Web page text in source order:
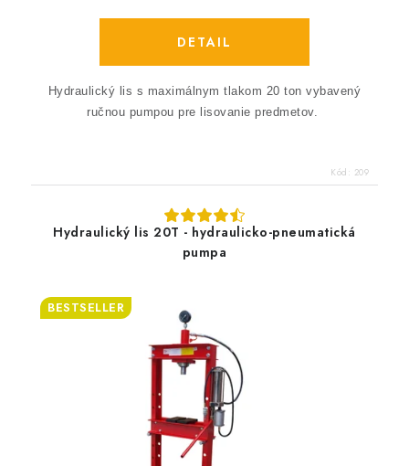
DETAIL
Hydraulický lis s maximálnym tlakom 20 ton vybavený
ručnou pumpou pre lisovanie predmetov.
Kód: 209
Hydraulický lis 20T - hydraulicko-pneumatická
pumpa
BESTSELLER